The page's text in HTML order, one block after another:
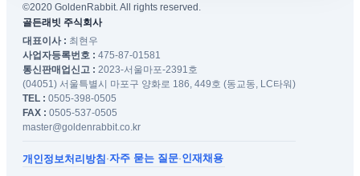
©2020 GoldenRabbit. All rights reserved.
골든래빗 주식회사
대표이사 : 최현우
사업자등록번호 : 475-87-01581
통신판매업신고 : 2023-서울마포-2391호
(04051) 서울특별시 마포구 양화로 186, 449호 (동교동, LC타워)
TEL : 0505-398-0505
FAX : 0505-537-0505
master@goldenrabbit.co.kr
개인정보처리방침 ·자주 묻는 질문·인재채용